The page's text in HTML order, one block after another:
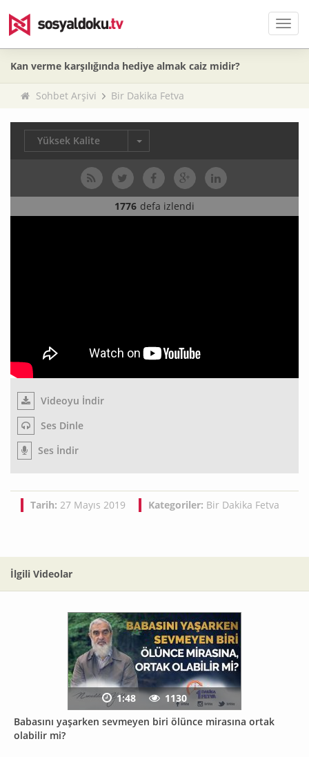
Menü
Kan verme karşılığında hediye almak caiz midir?
Sohbet Arşivi Bir Dakika Fetva
Yüksek Kalite
1776 defa izlendi
Videoyu İndir
Ses Dinle
Ses İndir
Tarih: 27 Mayıs 2019 Kategoriler: Bir Dakika Fetva
İlgili Videolar
Babasını yaşarken sevmeyen biri ölünce mirasına ortak
olabilir mi?
1:48 1130